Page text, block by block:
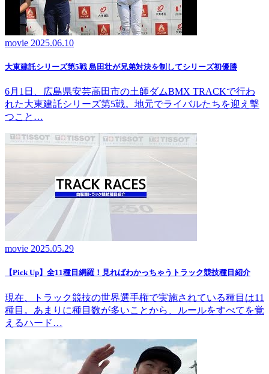
movie 2025.06.10
大東建託シリーズ第5戦 島田壮が兄弟対決を制してシリーズ初優勝
6月1日、広島県安芸高田市の土師ダムBMX TRACKで行わ
れた大東建託シリーズ第5戦。地元でライバルたちを迎え撃
つこと…
movie 2025.05.29
【Pick Up】全11種目網羅！見ればわかっちゃうトラック競技種目紹介
現在、トラック競技の世界選手権で実施されている種目は11
種目。あまりに種目数が多いことから、ルールをすべてを覚
えるハード…